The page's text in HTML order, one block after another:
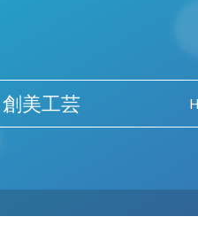
創美工芸